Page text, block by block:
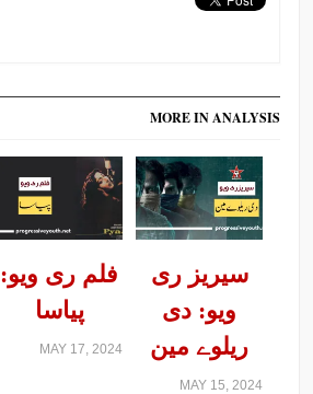
MORE IN ANALYSIS
فلم ری ویو:
پیاسا
MAY 17, 2024
سیریز ری
ویو: دی
ریلوے مین
MAY 15, 2024